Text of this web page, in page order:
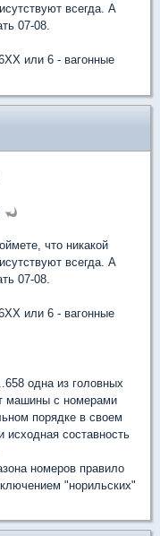
всегда. А
07-08.
или 6 - вагонные
что никакой
всегда. А
07-08.
или 6 - вагонные
одна из головных
машины с номерами
порядке в своем
исходная составность
номеров правило
"норильских"